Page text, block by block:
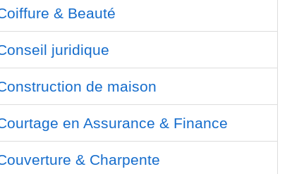
& Beauté
juridique
de maison
en Assurance & Finance
& Charpente